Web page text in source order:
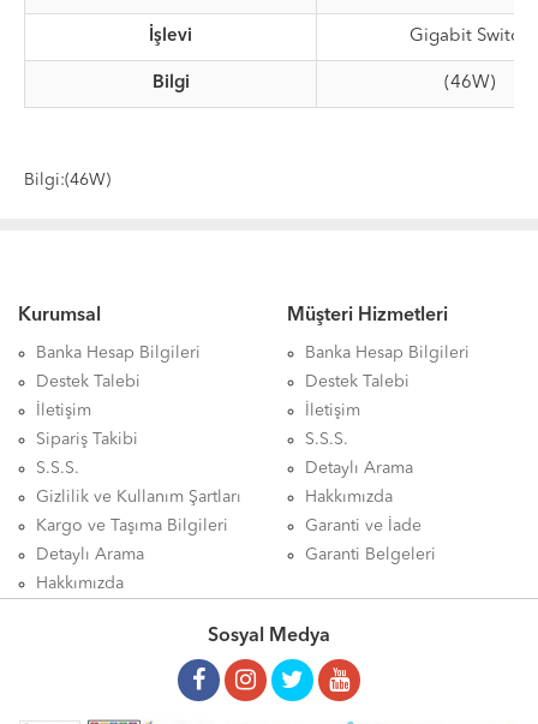
İşlevi Gigabit Switch
Bilgi (46W)
Bilgi:(46W)
Kurumsal
Banka Hesap Bilgileri
Destek Talebi
İletişim
Sipariş Takibi
S.S.S.
Gizlilik ve Kullanım Şartları
Kargo ve Taşıma Bilgileri
Detaylı Arama
Hakkımızda
Müşteri Hizmetleri
Banka Hesap Bilgileri
Destek Talebi
İletişim
S.S.S.
Detaylı Arama
Hakkımızda
Garanti ve İade
Garanti Belgeleri
Sosyal Medya